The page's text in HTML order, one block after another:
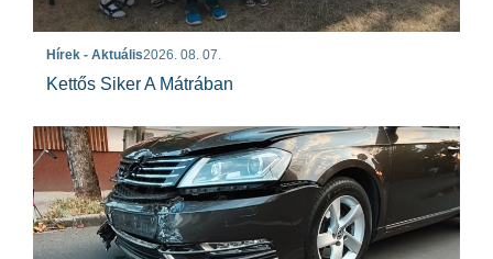
Hírek - Aktuális2026. 08. 07.
Kettős Siker A Mátrában